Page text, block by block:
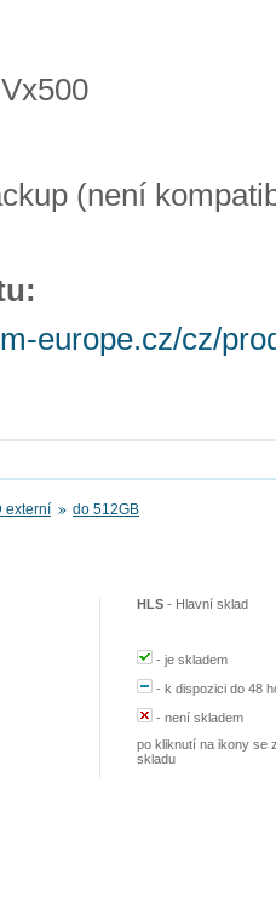
(není
europe.cz/cz/
externí do 512GB
HLS - Hlavní sklad
-je skladem
-k dispozici do 48
-není skladem
po kliknutí na ikony se
skladu